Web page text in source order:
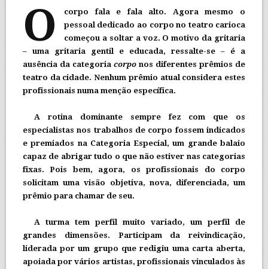
O
corpo fala e fala alto. Agora mesmo o
pessoal dedicado ao corpo no teatro carioca
começou a soltar a voz. O motivo da gritaria
– uma gritaria gentil e educada, ressalte-se – é a
ausência da categoria corpo nos diferentes prêmios de
teatro da cidade. Nenhum prêmio atual considera estes
profissionais numa menção específica.
A rotina dominante sempre fez com que os
especialistas nos trabalhos de corpo fossem indicados
e premiados na Categoria Especial, um grande balaio
capaz de abrigar tudo o que não estiver nas categorias
fixas. Pois bem, agora, os profissionais do corpo
solicitam uma visão objetiva, nova, diferenciada, um
prêmio para chamar de seu.
A turma tem perfil muito variado, um perfil de
grandes dimensões. Participam da reivindicação,
liderada por um grupo que redigiu uma carta aberta,
apoiada por vários artistas, profissionais vinculados às